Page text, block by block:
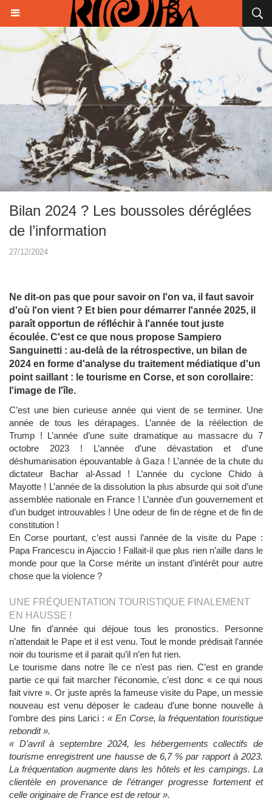
Bilan 2024 ? Les boussoles déréglées
de l’information
27/12/2024
Ne dit-on pas que pour savoir on l'on va, il faut savoir
d'où l'on vient ? Et bien pour démarrer l'année 2025, il
paraît opportun de réfléchir à l'année tout juste
écoulée. C'est ce que nous propose Sampiero
Sanguinetti : au-delà de la rétrospective, un bilan de
2024 en forme d'analyse du traitement médiatique d'un
point saillant : le tourisme en Corse, et son corollaire:
l'image de l'île.
C’est une bien curieuse année qui vient de se terminer. Une
année de tous les dérapages. L’année de la réélection de
Trump ! L’année d’une suite dramatique au massacre du 7
octobre 2023 ! L’année d’une dévastation et d’une
déshumanisation épouvantable à Gaza ! L’année de la chute du
dictateur Bachar al-Assad ! L’année du cyclone Chido à
Mayotte ! L’année de la dissolution la plus absurde qui soit d’une
assemblée nationale en France ! L’année d’un gouvernement et
d’un budget introuvables ! Une odeur de fin de règne et de fin de
constitution !
En Corse pourtant, c’est aussi l’année de la visite du Pape :
Papa Francescu in Ajaccio ! Fallait-il que plus rien n’aille dans le
monde pour que la Corse mérite un instant d’intérêt pour autre
chose que la violence ?
UNE FRÉQUENTATION TOURISTIQUE FINALEMENT
EN HAUSSE !
Une fin d’année qui déjoue tous les pronostics. Personne
n’attendait le Pape et il est venu. Tout le monde prédisait l’année
noir du tourisme et il parait qu’il n’en fut rien.
Le tourisme dans notre île ce n’est pas rien. C’est en grande
partie ce qui fait marcher l’économie, c’est donc « ce qui nous
fait vivre ». Or juste après la fameuse visite du Pape, un messie
nouveau est venu déposer le cadeau d’une bonne nouvelle à
l’ombre des pins Larici : « En Corse, la fréquentation touristique
rebondit ».
« D’avril à septembre 2024, les hébergements collectifs de
tourisme enregistrent une hausse de 6,7 % par rapport à 2023.
La fréquentation augmente dans les hôtels et les campings. La
clientèle en provenance de l’étranger progresse fortement et
celle originaire de France est de retour ».